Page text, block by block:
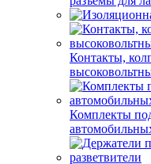
Контакты,
Комплекты